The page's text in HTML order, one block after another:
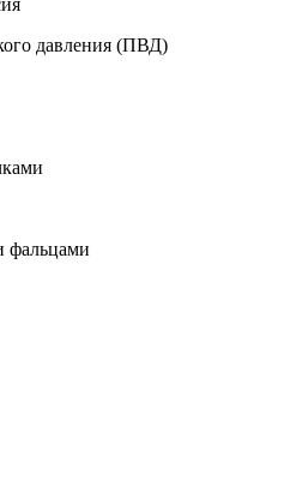
давления (ПВД)
фальцами